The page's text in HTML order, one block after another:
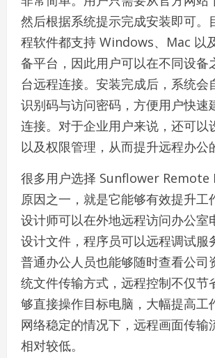
然后根据系统提示完成安装即可。
程软件都支持 Windows、Mac 以
备平台，因此用户可以在不同设备
台远程连接。安装完成后，系统会
识别码与访问密码，方便用户快速
连接。对于企业用户来说，还可以
以及权限管理，从而提升远程办公
很多用户选择 Sunflower Remote
原因之一，就是它能够有效提升工
设计师可以在外地远程访问办公室
设计文件，程序员可以远程调试服
普通办公人员也能够随时查看公司
统文件传输方式，远程控制不仅节
够直接操作目标电脑，大幅提高工
网络稳定的情况下，远程画面传输
相对较低。